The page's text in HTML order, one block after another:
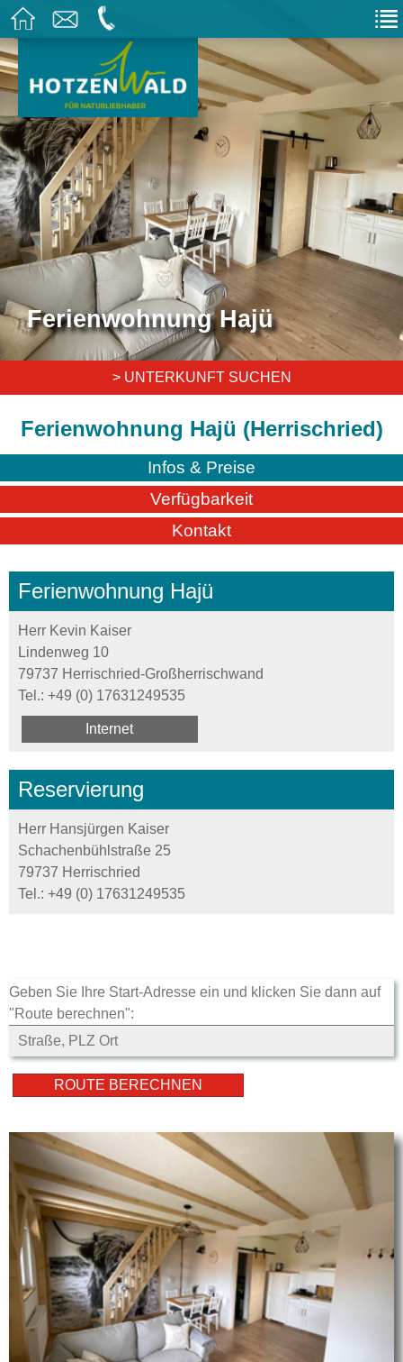
Ferienwohnung Hajü
> UNTERKUNFT SUCHEN
Ferienwohnung Hajü (Herrischried)
Infos & Preise
Verfügbarkeit
Kontakt
Ferienwohnung Hajü
Herr Kevin Kaiser
Lindenweg 10
79737 Herrischried-Großherrischwand
Tel.: +49 (0) 17631249535
Internet
Reservierung
Herr Hansjürgen Kaiser
Schachenbühlstraße 25
79737 Herrischried
Tel.: +49 (0) 17631249535
Geben Sie Ihre Start-Adresse ein und klicken Sie dann auf
"Route berechnen":